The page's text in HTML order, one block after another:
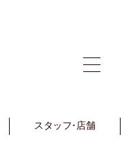
スタッフ･店舗
Staff･Shop